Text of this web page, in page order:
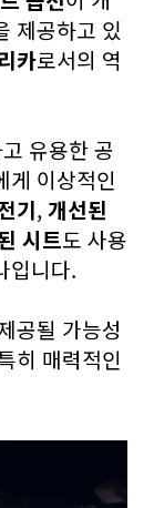
제공하고 있
카로서의 역
유용한 공
게 이상적인
기,개선된
시트도 사용
입니다.
공될 가능성
히 매력적인